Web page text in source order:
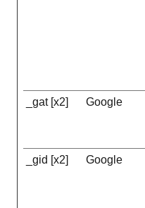
_gat [x2] Google
_gid [x2] Google